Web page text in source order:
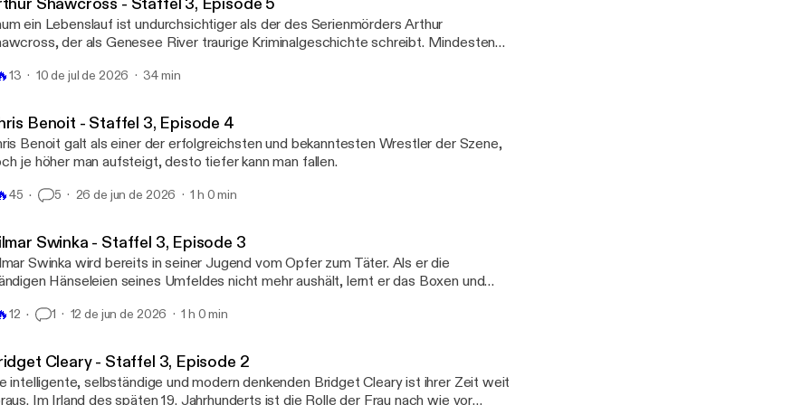
ein Lebenslauf ist undurchsichtiger als der des Serienmörders Arthur
der als Genesee River traurige Kriminalgeschichte schreibt. Mindestens
13 10 de jul de 2026 34 min
Benoit - Staffel 3, Episode 4
Benoit galt als einer der erfolgreichsten und bekanntesten Wrestler der Szene,
je höher man aufsteigt, desto tiefer kann man fallen.
45 5 26 de jun de 2026 1 h 0 min
Swinka - Staffel 3, Episode 3
Swinka wird bereits in seiner Jugend vom Opfer zum Täter. Als er die
Hänseleien seines Umfeldes nicht mehr aushält, lernt er das Boxen und
der die Geschichte der ehemaligen DDR geprägt hat.
12 1 12 de jun de 2026 1 h 0 min
Cleary - Staffel 3, Episode 2
intelligente, selbständige und modern denkenden Bridget Cleary ist ihrer Zeit weit
Im Irland des späten 19. Jahrhunderts ist die Rolle der Frau nach wie vor